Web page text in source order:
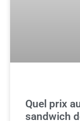
Quel prix
sandwich